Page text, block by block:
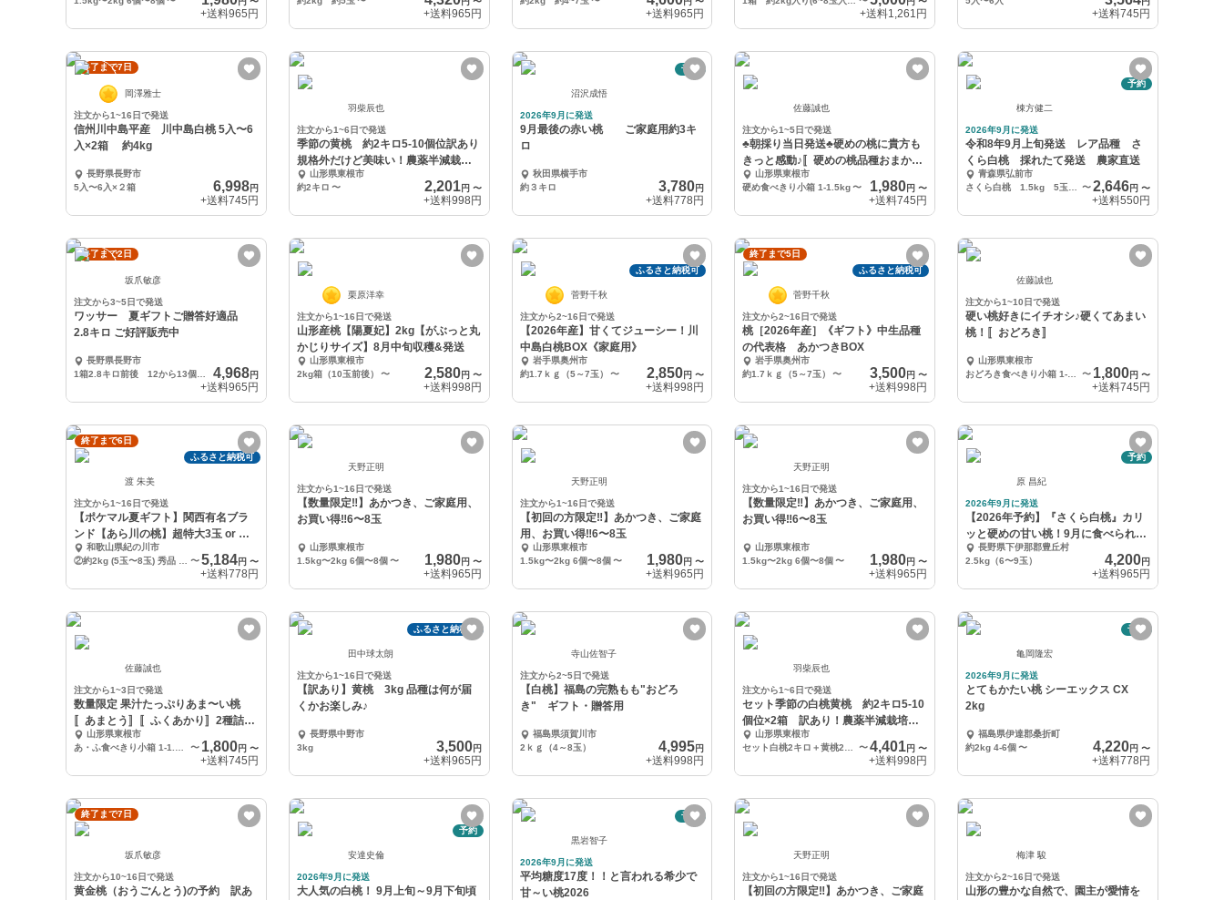
+送料965円 +送料965円 +送料965円 +送料1,261円 +送料745円
終了まで7日
岡澤雅士
注文から1~16日で発送
信州川中島平産 川中島白桃 5入〜6
入×2箱 約4kg
長野県長野市
5入〜6入×２箱
6,998円
+送料745円
羽柴辰也
注文から1~6日で発送
季節の黄桃 約2キロ5-10個位訳あり
規格外だけど美味い！農薬半減栽培
で安心安全
山形県東根市
約2キロ 〜 2,201円 〜
+送料998円
予約
沼沢成悟
2026年9月に発送
9月最後の赤い桃 ご家庭用約3キ
ロ
秋田県横手市
約３キロ
3,780円
+送料778円
佐藤誠也
注文から1~5日で発送
♣朝採り当日発送♣硬めの桃に貴方も
きっと感動♪〚硬めの桃品種おまか
せ〛山形県東根市
硬め食べきり小箱 1-1.5kg 〜 1,980円〜
+送料745円
予約
棟方健二
2026年9月に発送
令和8年9月上旬発送 レア品種 さ
くら白桃 採れたて発送 農家直送
青森県弘前市
〜2,646円 〜
+送料550円
終了まで2日
坂爪敏彦
注文から3~5日で発送
ワッサー 夏ギフトご贈答好適品
2.8キロ ご好評販売中
長野県長野市
4,968円
+送料965円
栗原洋幸
注文から1~16日で発送
山形産桃【陽夏妃】2kg【がぶっと丸
かじりサイズ】8月中旬収穫&発送
山形県東根市
2kg箱（10玉前後）
〜 2,580円 〜
+送料998円
ふるさと納税可
菅野千秋
注文から2~16日で発送
【2026年産】甘くてジューシー！川
中島白桃BOX《家庭用》
岩手県奥州市
約1.7ｋｇ（5～7玉）
〜 2,850円〜
+送料998円
終了まで5日
ふるさと納税可
菅野千秋
注文から2~16日で発送
桃［2026年産］《ギフト》中生品種
の代表格 あかつきBOX
岩手県奥州市
約1.7ｋｇ（5～7玉）
〜 3,500円〜
+送料998円
佐藤誠也
注文から1~10日で発送
硬い桃好きにイチオシ♪硬くてあまい
桃！〚おどろき〛
山形県東根市
〜 1,800円 〜
+送料745円
終了まで6日
ふるさと納税可
渡 朱美
注文から1~16日で発送
【ポケマル夏ギフト】関西有名ブラ
ンド【あら川の桃】超特大3玉 or 約
2kg和歌山県紀の川市
〜 5,184円 〜
+送料778円
天野正明
注文から1~16日で発送
【数量限定‼︎】あかつき、ご家庭用、
お買い得‼︎6〜8玉
山形県東根市
1.5kg〜2kg 6個〜8個 〜 1,980円 〜
+送料965円
天野正明
注文から1~16日で発送
【初回の方限定‼︎】あかつき、ご家庭
用、お買い得‼︎6〜8玉
山形県東根市
1.5kg〜2kg 6個〜8個 〜 1,980円〜
+送料965円
天野正明
注文から1~16日で発送
【数量限定‼︎】あかつき、ご家庭用、
お買い得‼︎6〜8玉
山形県東根市
1.5kg〜2kg 6個〜8個 〜 1,980円〜
+送料965円
予約
原 昌紀
2026年9月に発送
【2026年予約】『さくら白桃』カリ
ッと硬めの甘い桃！9月に食べられる
希少品種
長野県下伊那郡豊丘村
2.5kg（6〜9玉）
4,200円
+送料965円
佐藤誠也
注文から1~3日で発送
数量限定 果汁たっぷりあま〜い桃
〚あまとう〛〚ふくあかり〛2種詰め
合わせ
山形県東根市
〜 1,800円 〜
+送料745円
ふるさと納税可
田中球太朗
注文から1~16日で発送
【訳あり】黄桃 3kg 品種は何が届
くかお楽しみ♪
長野県中野市
3kg
3,500円
+送料965円
寺山佐智子
注文から2~5日で発送
【白桃】福島の完熟もも"おどろ
き" ギフト・贈答用
福島県須賀川市
2ｋｇ（4～8玉）
4,995円
+送料998円
羽柴辰也
注文から1~6日で発送
セット季節の白桃黄桃 約2キロ5-10
個位×2箱 訳あり！農薬半減栽培で
安心安全
山形県東根市
〜4,401円〜
+送料998円
予約
亀岡隆宏
2026年9月に発送
とてもかたい桃 シーエックス CX
2kg
福島県伊達郡桑折町
約2kg 4-6個 〜 4,220円 〜
+送料778円
終了まで7日
坂爪敏彦
注文から10~16日で発送
黄金桃（おうごんとう)の予約 訳あ
予約
安達史倫
2026年9月に発送
大人気の白桃！ 9月上旬～9月下旬頃
予約
黒岩智子
2026年9月に発送
平均糖度17度！！と言われる希少で
甘～い桃2026
天野正明
注文から1~16日で発送
【初回の方限定‼︎】あかつき、ご家庭
梅津 駿
注文から2~16日で発送
山形の豊かな自然で、園主が愛情を